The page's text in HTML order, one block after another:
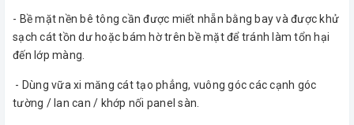
- Bề mặt nền bê tông cần được miết nhẵn bằng bay và được khử
sạch cát tồn dư hoặc bám hờ trên bề mặt để tránh làm tổn hại
đến lớp màng.
- Dùng vữa xi măng cát tạo phẳng, vuông góc các cạnh góc
tường / lan can / khớp nối panel sàn.